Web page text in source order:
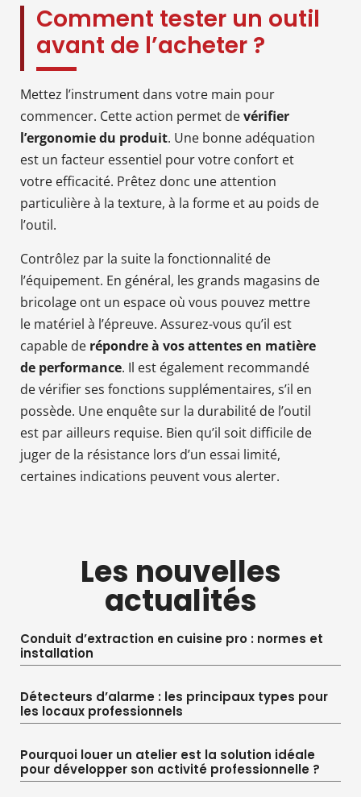
Comment tester un outil
avant de l’acheter ?
Mettez l’instrument dans votre main pour
commencer. Cette action permet devérifier
l’ergonomie du produit. Une bonne adéquation
est un facteur essentiel pour votre confort et
votre efficacité. Prêtez donc une attention
particulière à la texture, à la forme et au poids de
l’outil.
Contrôlez par la suite la fonctionnalité de
l’équipement. En général, les grands magasins de
bricolage ont un espace où vous pouvez mettre
le matériel à l’épreuve. Assurez-vous qu’il est
capable de répondre à vos attentes en matière
de performance. Il est également recommandé
de vérifier ses fonctions supplémentaires, s’il en
possède. Une enquête sur la durabilité de l’outil
est par ailleurs requise. Bien qu’il soit difficile de
juger de la résistance lors d’un essai limité,
certaines indications peuvent vous alerter.
Les nouvelles
actualités
Conduit d’extraction en cuisine pro : normes et
installation
Détecteurs d’alarme : les principaux types pour
les locaux professionnels
Pourquoi louer un atelier est la solution idéale
pour développer son activité professionnelle ?